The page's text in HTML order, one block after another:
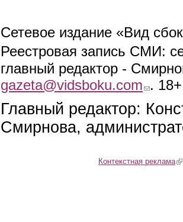
Сетевое издание «Вид
Реестровая запись СМИ:
главный редактор -
gazeta@vidsboku.com (link sends e-
. 18+
Главный редактор:
Смирнова,
Контекстная реклама